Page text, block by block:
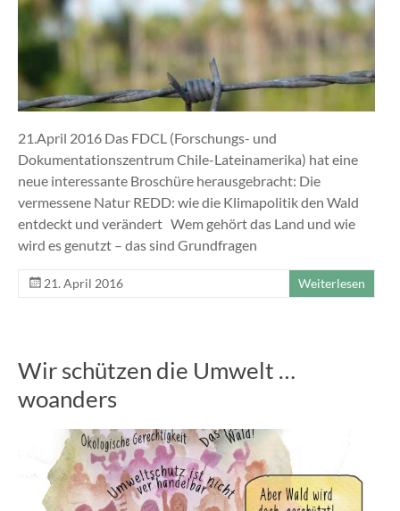
21.April 2016 Das FDCL (Forschungs- und
Dokumentationszentrum Chile-Lateinamerika) hat eine
neue interessante Broschüre herausgebracht: Die
vermessene Natur REDD: wie die Klimapolitik den Wald
entdeckt und verändert Wem gehört das Land und wie
wird es genutzt – das sind Grundfragen
21. April 2016 Weiterlesen
Wir schützen die Umwelt …
woanders